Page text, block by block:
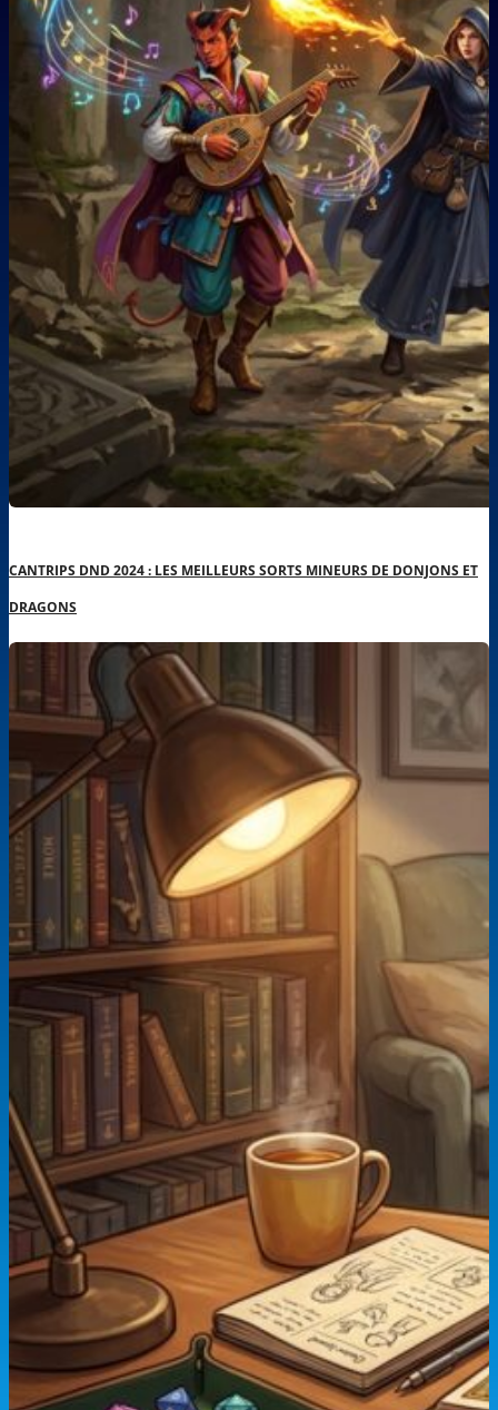
CANTRIPS DND 2024 : LES MEILLEURS SORTS MINEURS DE DONJONS ET
DRAGONS